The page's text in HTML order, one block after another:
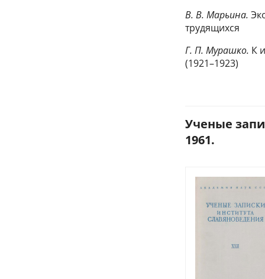
В. В. Марьина.
трудящихся
Г. П. Мурашко. К
(1921–1923)
Ученые
1961.